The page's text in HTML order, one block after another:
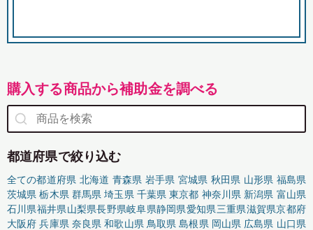
購入する商品から補助金を調べる
都道府県で絞り込む
全ての都道府県 北海道 青森県 岩手県 宮城県 秋田県 山形県 福島県
茨城県 栃木県 群馬県 埼玉県 千葉県 東京都 神奈川県 新潟県 富山県
石川県福井県山梨県長野県岐阜県静岡県愛知県三重県滋賀県京都府
大阪府 兵庫県 奈良県 和歌山県 鳥取県 島根県 岡山県 広島県 山口県